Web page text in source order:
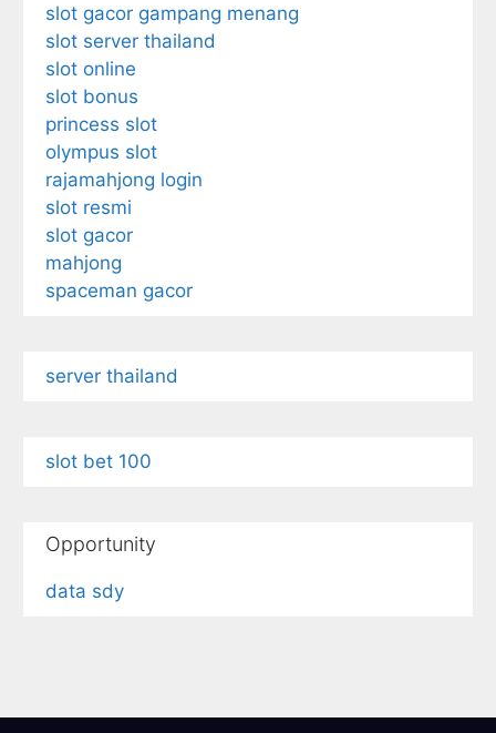
slot gacor gampang menang
slot server thailand
slot online
slot bonus
princess slot
olympus slot
rajamahjong login
slot resmi
slot gacor
mahjong
spaceman gacor
server thailand
slot bet 100
Opportunity
data sdy